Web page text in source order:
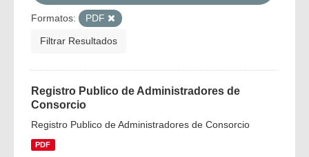
Formatos: PDF
Filtrar Resultados
Registro Publico de Administradores de
Consorcio
Registro Publico de Administradores de Consorcio
PDF